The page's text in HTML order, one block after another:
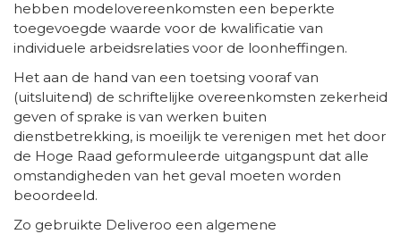
hebben modelovereenkomsten een beperkte
toegevoegde waarde voor de kwalificatie van
individuele arbeidsrelaties voor de loonheffingen.
Het aan de hand van een toetsing vooraf van
(uitsluitend) de schriftelijke overeenkomsten zekerheid
geven of sprake is van werken buiten
dienstbetrekking, is moeilijk te verenigen met het door
de Hoge Raad geformuleerde uitgangspunt dat alle
omstandigheden van het geval moeten worden
beoordeeld.
Zo gebruikte Deliveroo een algemene